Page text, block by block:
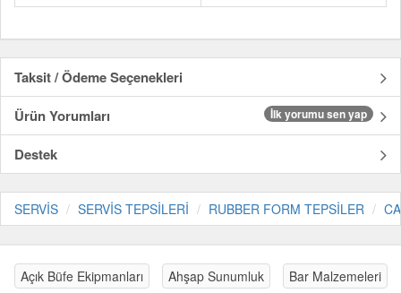
Taksit / Ödeme Seçenekleri
Ürün Yorumları
İlk yorumu sen yap
Destek
SERVİS SERVİS TEPSİLERİ RUBBER FORM TEPSİLER
Açık Büfe Ekipmanları Ahşap Sunumluk Bar Malzemeleri